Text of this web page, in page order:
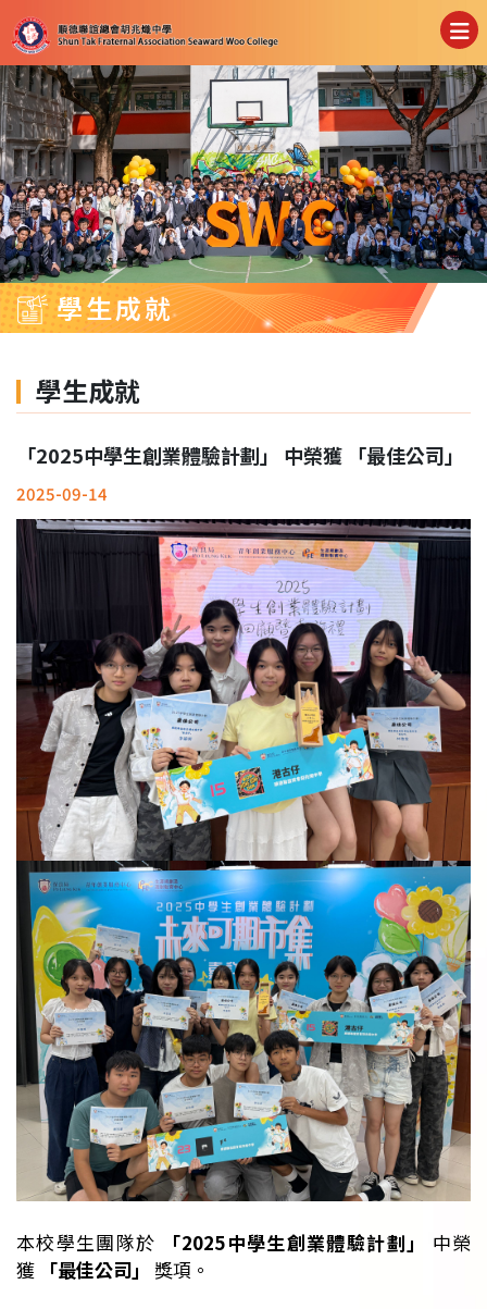
學生成就
學生成就
「2025中學生創業體驗計劃」 中榮獲 「最佳公司」
2025-09-14
本校學生團隊於 「2025中學生創業體驗計劃」
中榮
獲 「最佳公司」 獎項。